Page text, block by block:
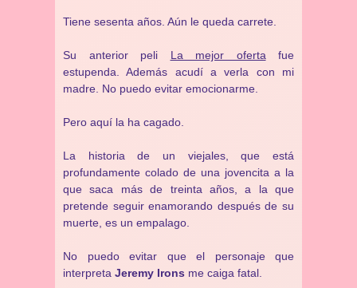
Tiene sesenta años. Aún le queda carrete.
Su anterior peli La mejor oferta fue
estupenda. Además acudí a verla con mi
madre. No puedo evitar emocionarme.
Pero aquí la ha cagado.
La historia de un viejales, que está
profundamente colado de una jovencita a la
que saca más de treinta años, a la que
pretende seguir enamorando después de su
muerte, es un empalago.
No puedo evitar que el personaje que
interpreta Jeremy Irons me caiga fatal.